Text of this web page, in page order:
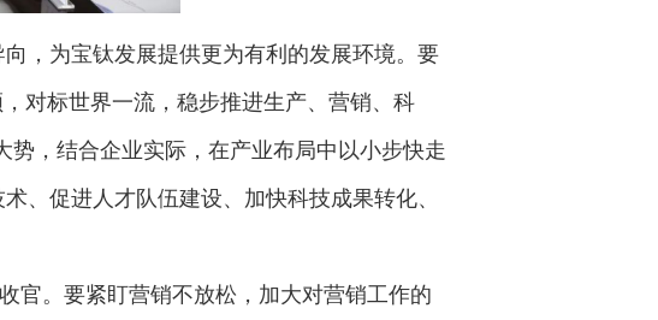
，为宝钛发展提供更为有利的发展环境。要
对标世界一流，稳步推进生产、营销、科
势，结合企业实际，在产业布局中以小步快走
、促进人才队伍建设、加快科技成果转化、
官。要紧盯营销不放松，加大对营销工作的